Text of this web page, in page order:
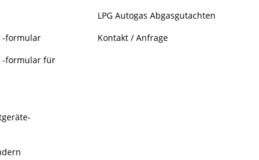
-formular
-formular für
LPG Autogas Abgasgutachten
Kontakt / Anfrage